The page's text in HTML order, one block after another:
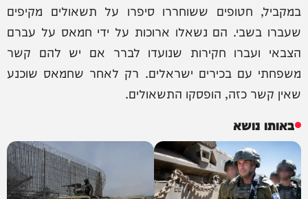
במקביל, חטופים ששוחררו סיפרו על תשאולים מקיפים
שעברו בשבי. הם נשאלו ארוכות על ידי חמאס על עברם
הצבאי ועברו חקירות שנועדו לברר אם יש להם קשר
משפחתי עם בכירים ישראלים. רק לאחר שחמאס שוכנע
שאין קשר כזה, הופסקו התשאולים.
באותו נושא